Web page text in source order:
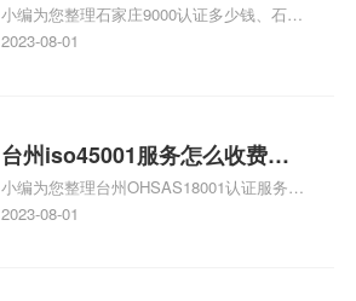
家庄9000认证的公司
小编为您整理石家庄9000认证多少钱、石家
庄9000认证价格多少钱、石家庄9000认证
2023-08-01
台州iso45001服务怎么收费，
台州iso45001认证服务怎么收
费
小编为您整理台州OHSAS18001认证服务中
心哪家收费便宜、台州ISO9000认证，哪个
2023-08-01